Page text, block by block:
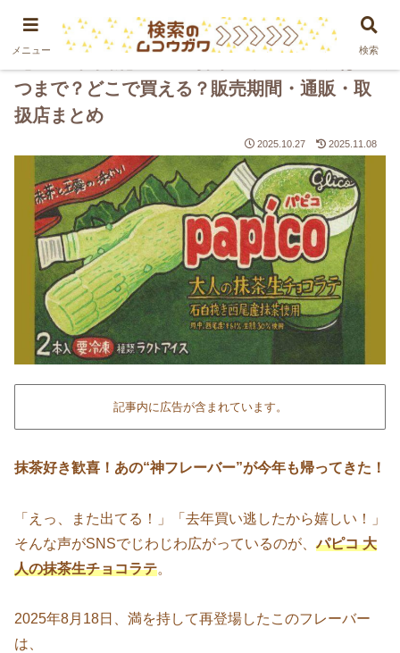
PR
【2025年最新】パピコ抹茶生チョコラテはい
つまで？どこで買える？販売期間・通販・取
扱店まとめ
2025.10.27 2025.11.08
記事内に広告が含まれています。
抹茶好き歓喜！あの“神フレーバー”が今年も帰ってきた！
「えっ、また出てる！」「去年買い逃したから嬉しい！」
そんな声がSNSでじわじわ広がっているのが、パピコ 大
人の抹茶生チョコラテ。
2025年8月18日、満を持して再登場したこのフレーバー
は、
メニュー 検索